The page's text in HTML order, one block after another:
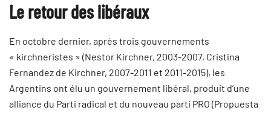
Le retour des libéraux
En octobre dernier, après trois gouvernements
« kirchneristes » (Nestor Kirchner, 2003-2007, Cristina
Fernandez de Kirchner, 2007-2011 et 2011-2015), les
Argentins ont élu un gouvernement libéral, produit d’une
alliance du Parti radical et du nouveau parti PRO (Propuesta